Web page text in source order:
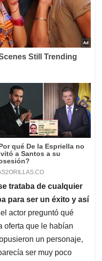
trataba de cualquier
para ser un éxito y así
actor preguntó qué
oferta que le habían
un personaje,
ser muy poco